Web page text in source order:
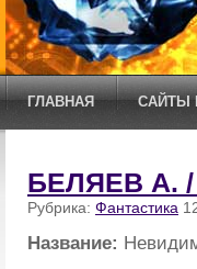
ГЛАВНАЯ САЙТЫ
БЕЛЯЕВ А.
Рубрика: Фантастика
Название: